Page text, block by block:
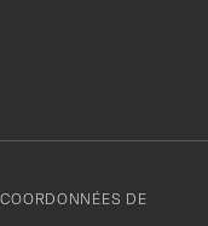
COORDONNÉES DE